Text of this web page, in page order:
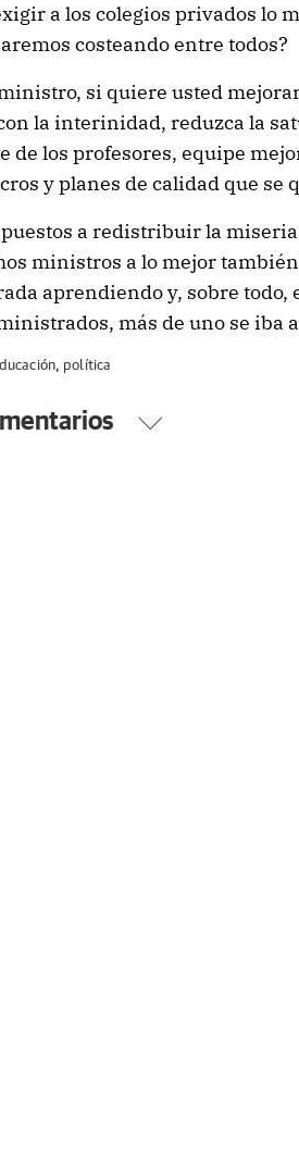
a los colegios privados lo
costeando entre todos?
si quiere usted
la interinidad, reduzca la
de los profesores, equipe
y planes de calidad que se
puestos a redistribuir la
ministros a lo mejor
aprendiendo y, sobre
más de uno se iba
, política